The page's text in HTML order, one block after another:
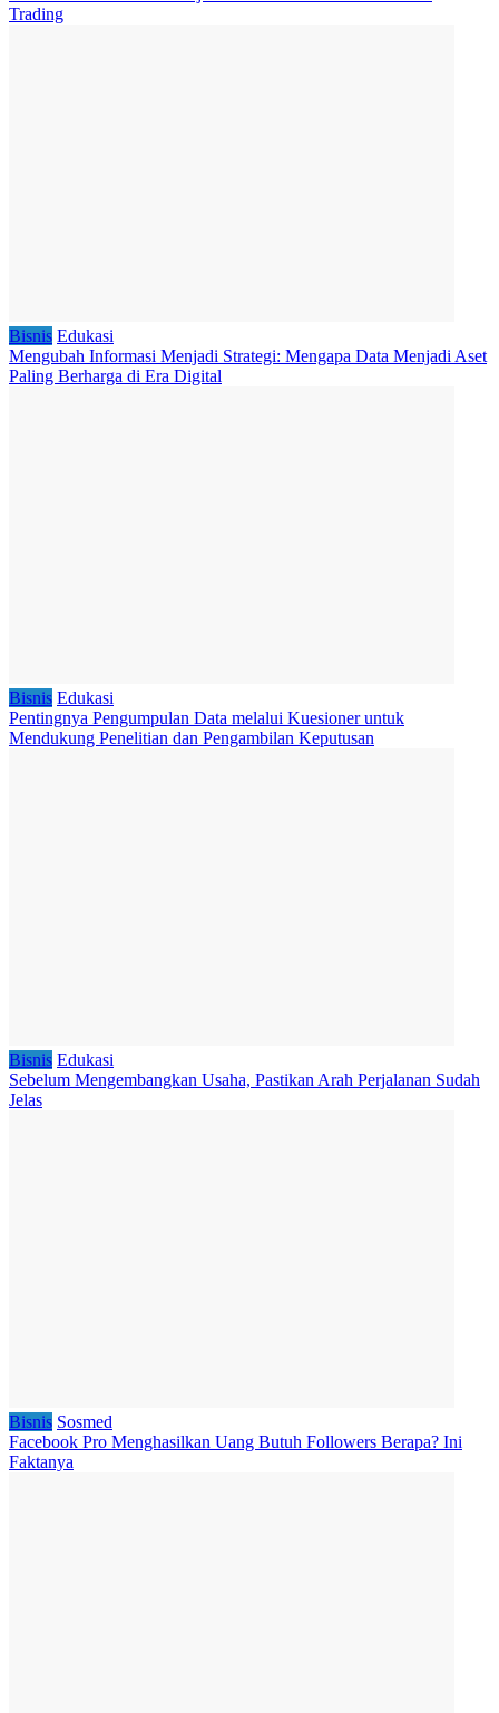
Trading
Bisnis Edukasi
Mengubah Informasi Menjadi Strategi: Mengapa Data Menjadi Aset
Paling Berharga di Era Digital
Bisnis Edukasi
Pentingnya Pengumpulan Data melalui Kuesioner untuk
Mendukung Penelitian dan Pengambilan Keputusan
Bisnis Edukasi
Sebelum Mengembangkan Usaha, Pastikan Arah Perjalanan Sudah
Jelas
Bisnis Sosmed
Facebook Pro Menghasilkan Uang Butuh Followers Berapa? Ini
Faktanya